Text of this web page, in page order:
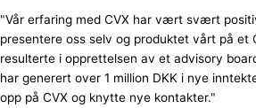
"Vår erfaring med CVX har vært svært
presentere oss selv og produktet vårt på et
resulterte i opprettelsen av et advisory
har generert over 1 million DKK i nye
opp på CVX og knytte nye kontakter."